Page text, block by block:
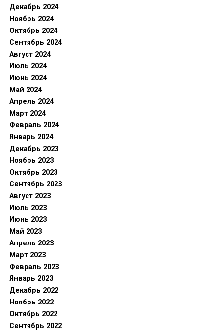
Декабрь 2024
Ноябрь 2024
Октябрь 2024
Сентябрь 2024
Август 2024
Июль 2024
Июнь 2024
Май 2024
Апрель 2024
Март 2024
Февраль 2024
Январь 2024
Декабрь 2023
Ноябрь 2023
Октябрь 2023
Сентябрь 2023
Август 2023
Июль 2023
Июнь 2023
Май 2023
Апрель 2023
Март 2023
Февраль 2023
Январь 2023
Декабрь 2022
Ноябрь 2022
Октябрь 2022
Сентябрь 2022